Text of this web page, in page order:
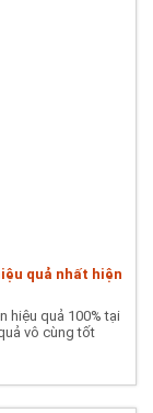
quả nhất hiện
hiệu quả 100% tại
vô cùng tốt